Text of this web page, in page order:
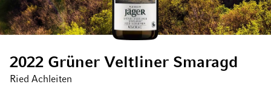
2022 Grüner Veltliner Smaragd
Ried Achleiten